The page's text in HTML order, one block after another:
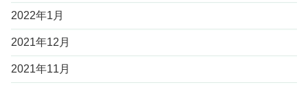
2022年1月
2021年12月
2021年11月